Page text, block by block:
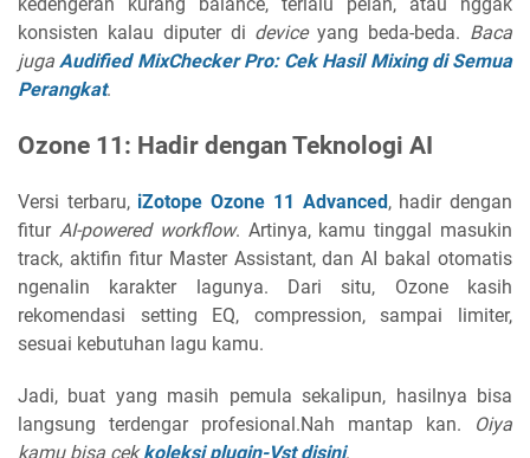
konsisten kalau diputer di deviceyang beda-beda. Baca
juga Audified MixChecker Pro: Cek Hasil Mixing di Semua
Perangkat.
Ozone 11: Hadir dengan Teknologi AI
Versi terbaru, iZotope Ozone 11 Advanced, hadir dengan
fitur AI-powered workflow. Artinya, kamu tinggal masukin
track, aktifin fitur Master Assistant, dan AI bakal otomatis
ngenalin karakter lagunya. Dari situ, Ozone kasih
rekomendasi setting EQ, compression, sampai limiter,
sesuai kebutuhan lagu kamu.
Jadi, buat yang masih pemula sekalipun, hasilnya bisa
langsung terdengar profesional.Nah mantap kan.
Oiya
kamu bisa cekkoleksi plugin-Vst disini.